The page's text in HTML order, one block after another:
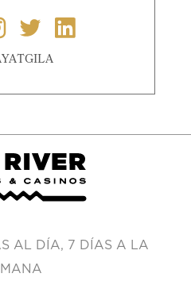
AL DÍA, 7 DÍAS A LA